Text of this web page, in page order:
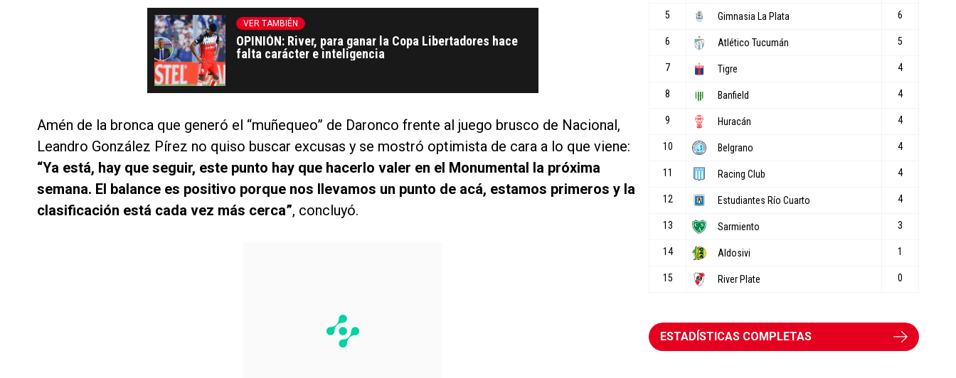
VER TAMBIÉN
OPINIÓN: River, para ganar la Copa Libertadores hace
falta carácter e inteligencia
Amén de la bronca que generó el “muñequeo” de Daronco frente al juego brusco de Nacional,
Leandro González Pírez no quiso buscar excusas y se mostró optimista de cara a lo que viene:
“Ya está, hay que seguir, este punto hay que hacerlo valer en el Monumental la próxima
semana. El balance es positivo porque nos llevamos un punto de acá, estamos primeros y la
clasificación está cada vez más cerca”, concluyó.
ESTADÍSTICAS COMPLETAS